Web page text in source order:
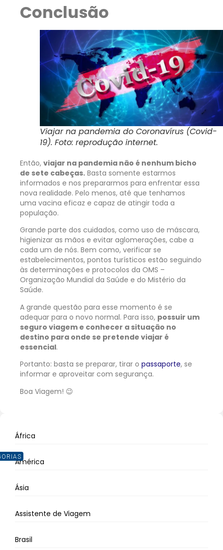
Conclusão
Viajar na pandemia do Coronavírus (Covid-
19). Foto: reprodução internet.
Então, viajar na pandemia não é nenhum bicho
de sete cabeças. Basta somente estarmos
informados e nos prepararmos para enfrentar essa
nova realidade. Pelo menos, até que tenhamos
uma vacina eficaz e capaz de atingir toda a
população.
Grande parte dos cuidados, como uso de máscara,
higienizar as mãos e evitar aglomerações, cabe a
cada um de nós. Bem como, verificar se
estabelecimentos, pontos turísticos estão seguindo
às determinações e protocolos da OMS –
Organização Mundial da Saúde e do Mistério da
Saúde.
A grande questão para esse momento é se
adequar para o novo normal. Para isso, possuir um
seguro viagem e conhecer a situação no
destino para onde se pretende viajar é
essencial.
Portanto: basta se preparar, tirar o passaporte, se
informar e aproveitar com segurança.
Boa Viagem! 😉
África
América
Ásia
Assistente de Viagem
Brasil